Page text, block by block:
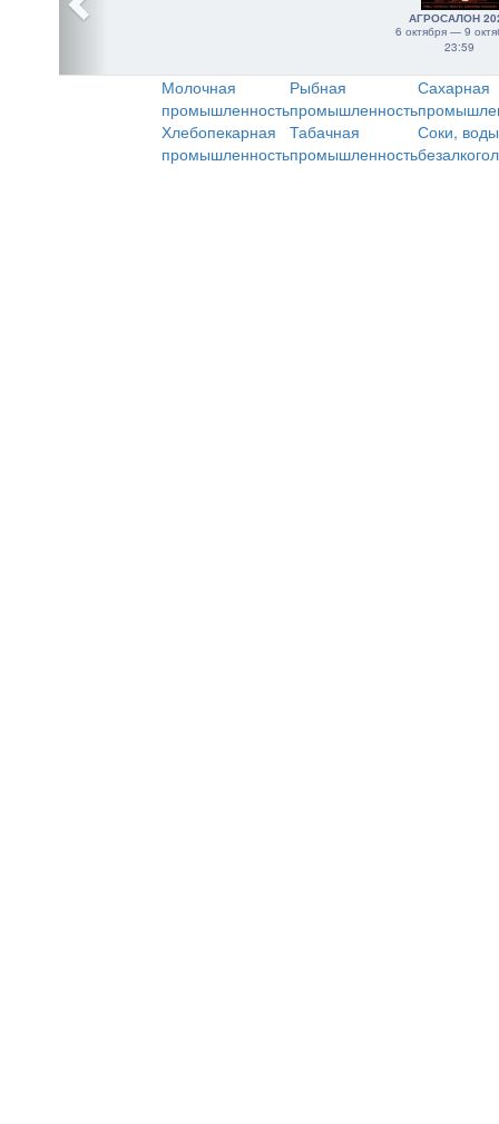
АГРОСАЛОН
6 октября — 9
23:59
Молочная
промышленность
Рыбная
промышленность
Сахарная
Хлебопекарная
промышленность
Табачная
промышленность
Соки,